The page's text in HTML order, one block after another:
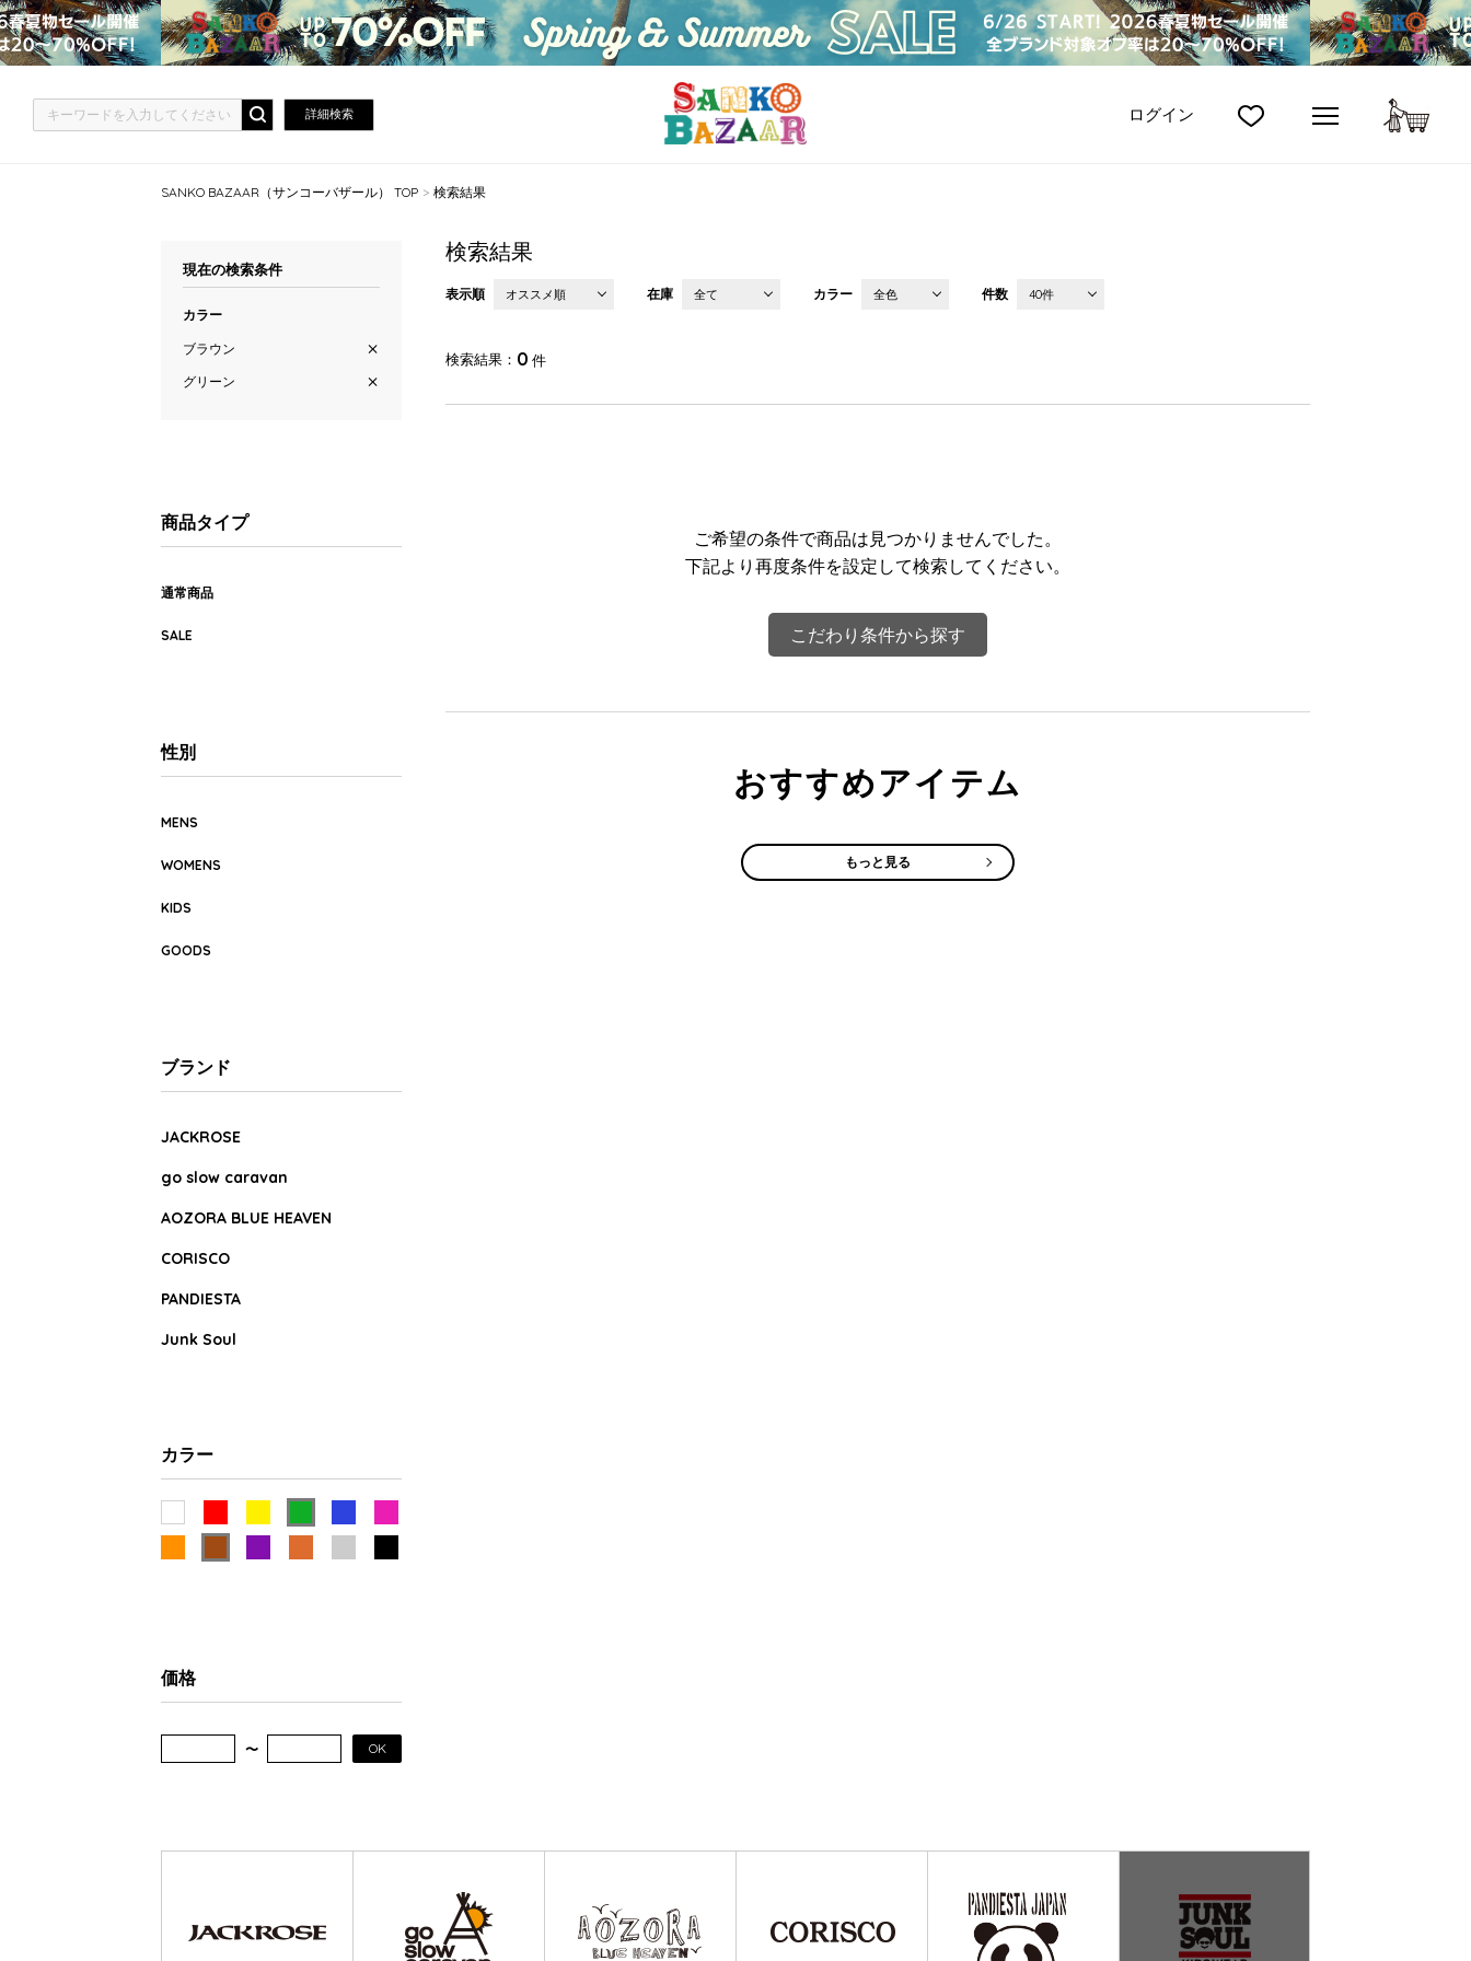
詳細検索 ログイン
SANKO BAZAAR（サンコーバザール） TOP 検索結果
検索結果
表示順 オススメ順 在庫 全て カラー 全色 件数 40件
検索結果 0 件
ご希望の条件で商品は見つかりませんでした。
下記より再度条件を設定して検索してください。
こだわり条件から探す
おすすめアイテム
もっと見る
現在の検索条件
カラー
ブラウン
グリーン
商品タイプ
通常商品
SALE
性別
MENS
WOMENS
KIDS
GOODS
ブランド
JACKROSE
go slow caravan
AOZORA BLUE HEAVEN
CORISCO
PANDIESTA
Junk Soul
カラー
価格
OK